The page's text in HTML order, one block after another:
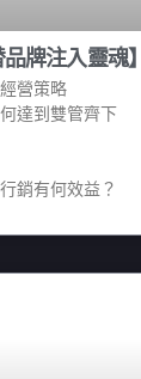
牌注入靈魂】
營策略
達到雙管齊下
銷有何效益？